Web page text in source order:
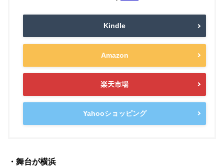
Kindle
Amazon
楽天市場
Yahooショッピング
・舞台が横浜